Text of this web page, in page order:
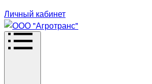
Личный кабинет